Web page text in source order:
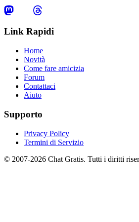
Link Rapidi
Home
Novità
Come fare amicizia
Forum
Contattaci
Aiuto
Supporto
Privacy Policy
Termini di Servizio
© 2007-2026 Chat Gratis. Tutti i diritti